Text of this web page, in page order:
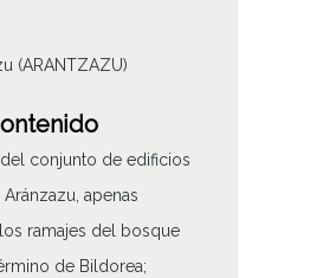
(ARANTZAZU)
conjunto de edificios
apenas
ramajes del bosque
de Bildorea;